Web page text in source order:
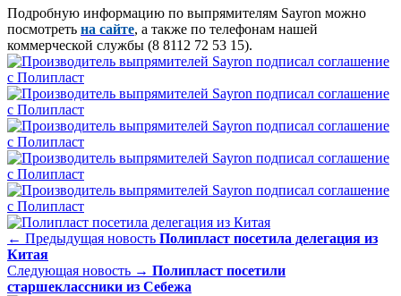
Подробную информацию по выпрямителям Sayron можно
посмотреть на сайте, а также по телефонам нашей
коммерческой службы (8 8112 72 53 15).
← Предыдущая новость Полипласт посетила делегация из
Китая
Следующая новость → Полипласт посетили
старшеклассники из Себежа